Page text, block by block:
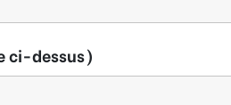
ci-dessus)